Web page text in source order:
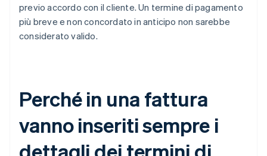
previo accordo con il cliente. Un termine di pagamento
più breve e non concordato in anticipo non sarebbe
considerato valido.
Perché in una fattura
vanno inseriti sempre i